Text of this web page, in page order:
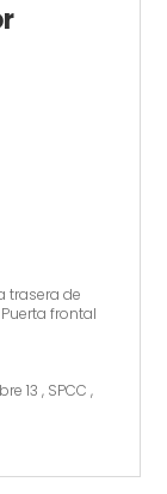
trasera de
frontal
13 , SPCC ,